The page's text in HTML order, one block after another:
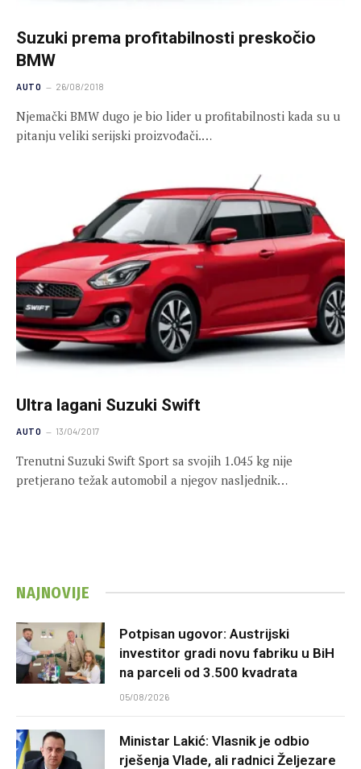
Suzuki prema profitabilnosti preskočio
BMW
AUTO 26/08/2018
Njemački BMW dugo je bio lider u profitabilnosti kada su u
pitanju veliki serijski proizvođači.…
Ultra lagani Suzuki Swift
AUTO 13/04/2017
Trenutni Suzuki Swift Sport sa svojih 1.045 kg nije
pretjerano težak automobil a njegov nasljednik…
NAJNOVIJE
Potpisan ugovor: Austrijski
investitor gradi novu fabriku u BiH
na parceli od 3.500 kvadrata
05/08/2026
Ministar Lakić: Vlasnik je odbio
rješenja Vlade, ali radnici Željezare